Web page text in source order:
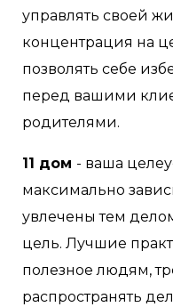
управлять своей
концентрация на
позволять себе
перед вашими
родителями.
11 дом - ваша
максимально
увлечены тем
цель. Лучшие
полезное людям,
распространять